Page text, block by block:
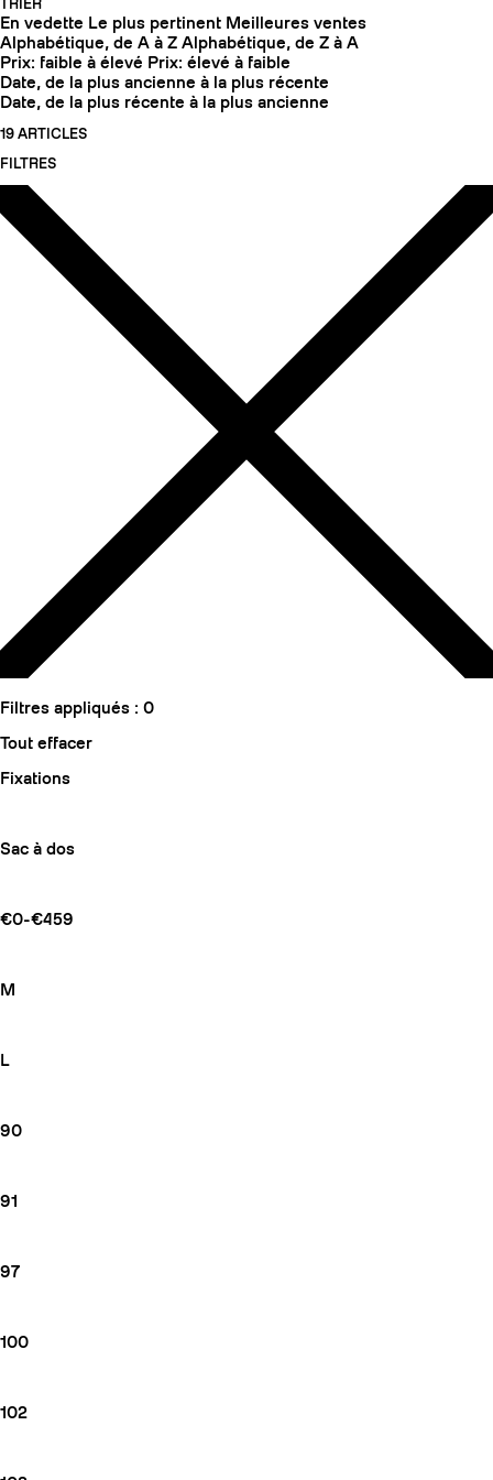
TRIER
En vedette Le plus pertinent Meilleures ventes
Alphabétique, de A à Z Alphabétique, de Z à A
Prix: faible à élevé Prix: élevé à faible
Date, de la plus ancienne à la plus récente
Date, de la plus récente à la plus ancienne
19 ARTICLES
FILTRES
Filtres appliqués : 0
Tout effacer
Fixations
Sac à dos
€0-€459
M
L
90
91
97
100
102